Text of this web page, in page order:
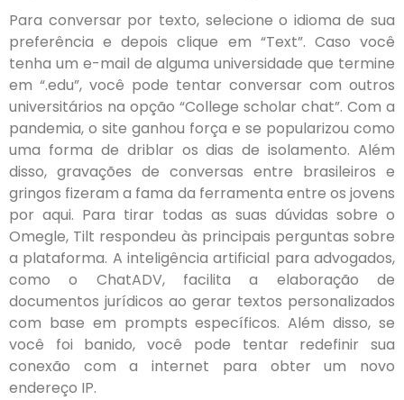
Para conversar por texto, selecione o idioma de sua
preferência e depois clique em “Text”. Caso você
tenha um e-mail de alguma universidade que termine
em “.edu”, você pode tentar conversar com outros
universitários na opção “College scholar chat”. Com a
pandemia, o site ganhou força e se popularizou como
uma forma de driblar os dias de isolamento. Além
disso, gravações de conversas entre brasileiros e
gringos fizeram a fama da ferramenta entre os jovens
por aqui. Para tirar todas as suas dúvidas sobre o
Omegle, Tilt respondeu às principais perguntas sobre
a plataforma. A inteligência artificial para advogados,
como o ChatADV, facilita a elaboração de
documentos jurídicos ao gerar textos personalizados
com base em prompts específicos. Além disso, se
você foi banido, você pode tentar redefinir sua
conexão com a internet para obter um novo
endereço IP.